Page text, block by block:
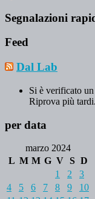
Segnalazioni
Feed
Dal Lab
Si è verificato
Riprova più tardi.
per data
marzo 2024
L M M G V S D
1 2
3
4
5 6 7 8 9
10